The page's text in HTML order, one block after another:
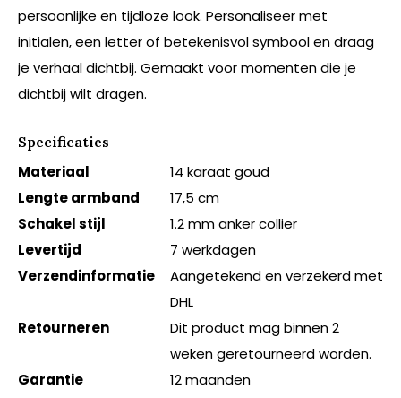
persoonlijke en tijdloze look. Personaliseer met
initialen, een letter of betekenisvol symbool en draag
je verhaal dichtbij. Gemaakt voor momenten die je
dichtbij wilt dragen.
Specificaties
Materiaal
14 karaat goud
Lengte armband
17,5 cm
Schakel stijl
1.2 mm anker collier
Levertijd
7 werkdagen
Verzendinformatie
Aangetekend en verzekerd met
DHL
Retourneren
Dit product mag binnen 2
weken geretourneerd worden.
Garantie
12 maanden